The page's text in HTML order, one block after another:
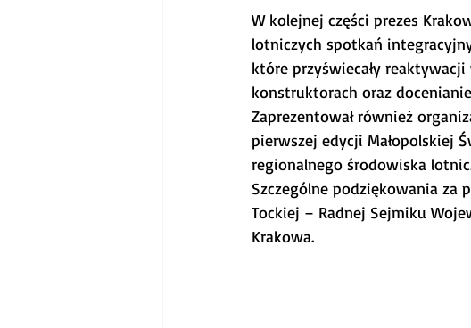
W kolejnej części prezes
lotniczych spotkań
które przyświecały
konstruktorach oraz
Zaprezentował również
pierwszej edycji Małopolskiej
regionalnego środowiska
Szczególne podziękowania za
Tockiej – Radnej Sejmiku
Krakowa.